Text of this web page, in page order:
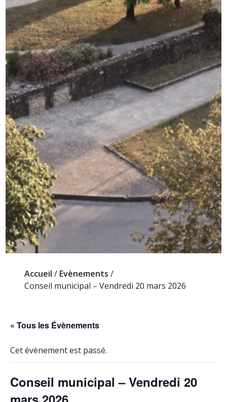
Accueil / Evènements /
Conseil municipal – Vendredi 20 mars 2026
« Tous les Évènements
Cet évènement est passé.
Conseil municipal – Vendredi 20